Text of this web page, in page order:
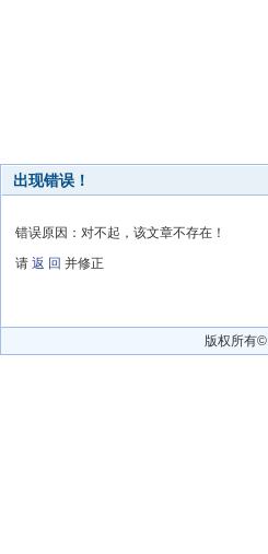
出现错误！
错误原因：对不起，该文章不存在！
请 返 回 并修正
版权所有©